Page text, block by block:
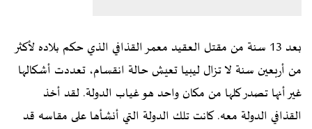
بعد 13 سنة من مقتل العقيد معمر القذافي الذي حكم بلاده لأكثر
من أربعين سنة لا تزال ليبيا تعيش حالة انقسام، تعددت أشكالها
غير أنها تصدر كلها من مكان واحد هو غياب الدولة. لقد أخذ
القذافي الدولة معه. كانت تلك الدولة التي أنشأها على مقاسه قد